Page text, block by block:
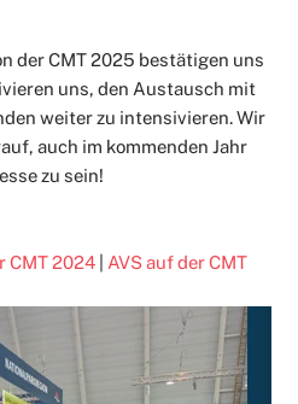
der CMT 2025 bestätigen uns
uns, den Austausch mit
weiter zu intensivieren. Wir
auch im kommenden Jahr
zu sein!
CMT 2024
AVS auf der CMT